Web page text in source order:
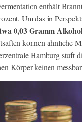
enthält
Um das in
0,03 Gramm Alkohol
können ähnliche
Hamburg stuft
Körper keinen